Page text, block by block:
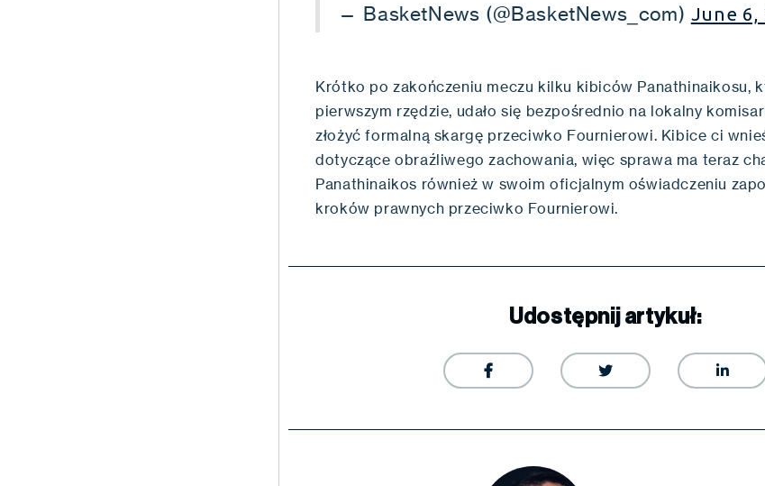
— BasketNews (@BasketNews_com) June 6,
Krótko po zakończeniu meczu kilku kibiców Panathinaikosu,
pierwszym rzędzie, udało się bezpośrednio na lokalny
złożyć formalną skargę przeciwko Fournierowi. Kibice ci
dotyczące obraźliwego zachowania, więc sprawa ma teraz
Panathinaikos również w swoim oficjalnym oświadczeniu
kroków prawnych przeciwko Fournierowi.
Udostępnij artykuł:
  